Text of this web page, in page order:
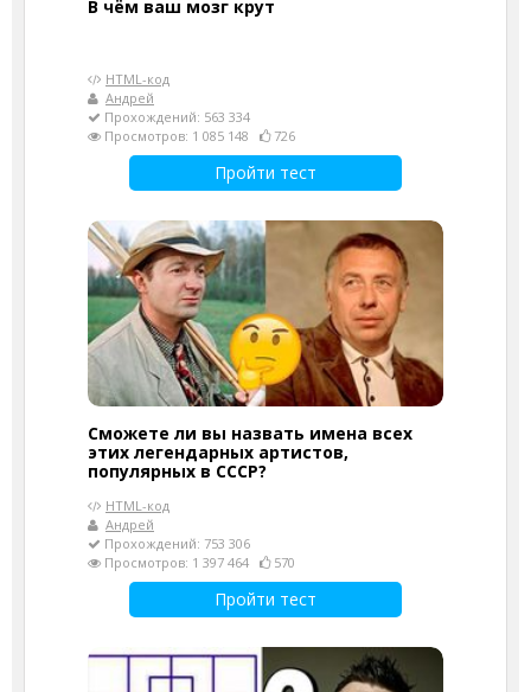
В чём ваш мозг крут
HTML-код
Андрей
Прохождений: 563 334
Просмотров: 1 085 148
726
Пройти тест
Сможете ли вы назвать имена всех
этих легендарных артистов,
популярных в СССР?
HTML-код
Андрей
Прохождений: 753 306
Просмотров: 1 397 464
570
Пройти тест